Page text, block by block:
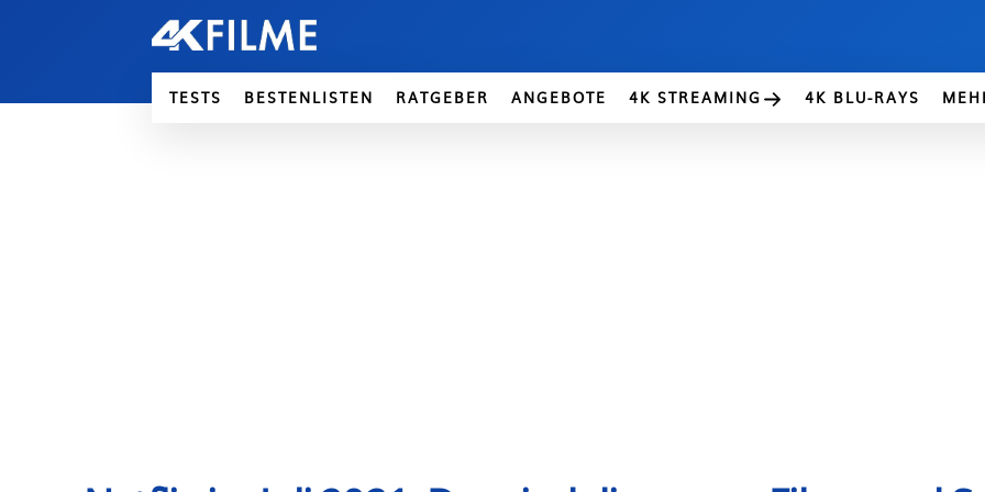
TESTS BESTENLISTEN RATGEBER ANGEBOTE 4K STREAMING 4K BLU-RAYS